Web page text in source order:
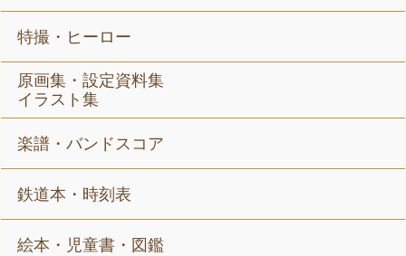
特撮・ヒーロー
原画集・設定資料集
イラスト集
楽譜・バンドスコア
鉄道本・時刻表
絵本・児童書・図鑑